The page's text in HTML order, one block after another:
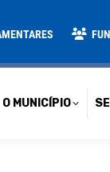
O MUNICÍPIO